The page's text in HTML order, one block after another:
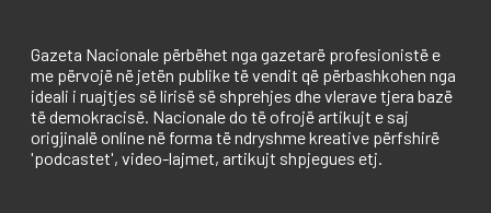
Gazeta Nacionale përbëhet nga gazetarë profesionistë e
me përvojë në jetën publike të vendit që përbashkohen nga
ideali i ruajtjes së lirisë së shprehjes dhe vlerave tjera bazë
të demokracisë. Nacionale do të ofrojë artikujt e saj
origjinalë online në forma të ndryshme kreative përfshirë
'podcastet', video-lajmet, artikujt shpjegues etj.